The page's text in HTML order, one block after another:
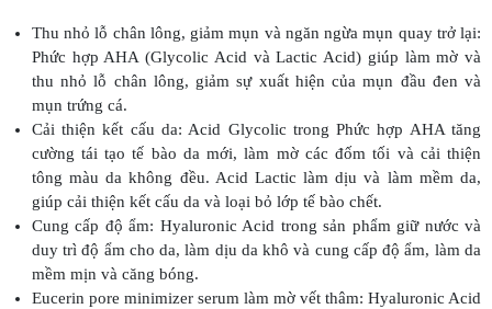
Thu nhỏ lỗ chân lông, giảm mụn và ngăn ngừa mụn quay trở lại:
Phức hợp AHA (Glycolic Acid và Lactic Acid) giúp làm mờ và
thu nhỏ lỗ chân lông, giảm sự xuất hiện của mụn đầu đen và
mụn trứng cá.
Cải thiện kết cấu da: Acid Glycolic trong Phức hợp AHA tăng
cường tái tạo tế bào da mới, làm mờ các đốm tối và cải thiện
tông màu da không đều. Acid Lactic làm dịu và làm mềm da,
giúp cải thiện kết cấu da và loại bỏ lớp tế bào chết.
Cung cấp độ ẩm: Hyaluronic Acid trong sản phẩm giữ nước và
duy trì độ ẩm cho da, làm dịu da khô và cung cấp độ ẩm, làm da
mềm mịn và căng bóng.
Eucerin pore minimizer serum làm mờ vết thâm: Hyaluronic Acid